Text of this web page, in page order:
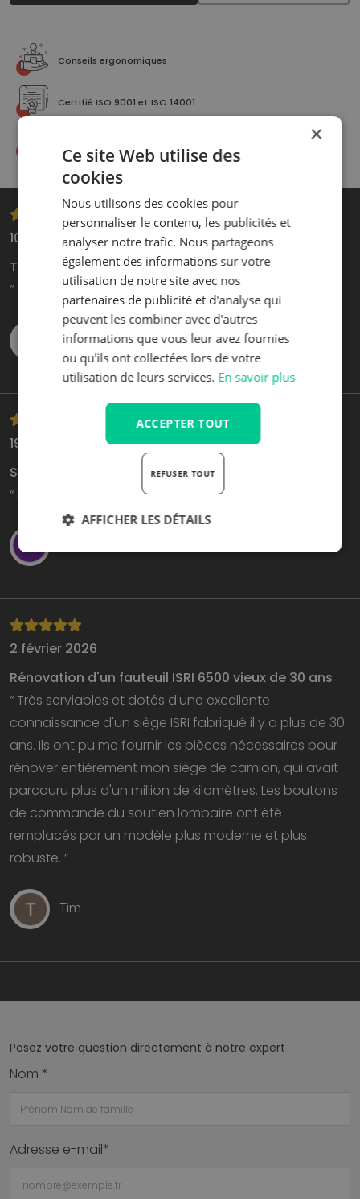
Conseils ergonomiques
Certifié ISO 9001 et ISO 14001
10 mars 2025
Traitement rapide
“ Traitement rapide ”
Matthias
19 mars 2026
Siège
“ Bonne qualité Livraison rapide. ”
2 février 2026
Rénovation d'un fauteuil ISRI 6500 vieux de 30 ans
“ Très serviables et dotés d'une excellente
connaissance d'un siège ISRI fabriqué il y a plus de 30
ans. Ils ont pu me fournir les pièces nécessaires pour
rénover entièrement mon siège de camion, qui avait
parcouru plus d'un million de kilomètres. Les boutons
de commande du soutien lombaire ont été
remplacés par un modèle plus moderne et plus
robuste. ”
Tim
Posez votre question directement à notre expert
Nom *
Adresse e-mail*
×
Ce site Web utilise des
cookies
Nous utilisons des cookies pour
personnaliser le contenu, les publicités et
analyser notre trafic. Nous partageons
également des informations sur votre
utilisation de notre site avec nos
partenaires de publicité et d'analyse qui
peuvent les combiner avec d'autres
informations que vous leur avez fournies
ou qu'ils ont collectées lors de votre
utilisation de leurs services. En savoir plus
ACCEPTER TOUT
REFUSER TOUT
AFFICHER LES DÉTAILS